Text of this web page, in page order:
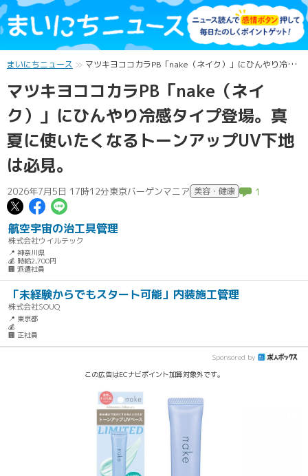
まいにちニュース マツキヨココカラPB「nake（ネイク）」にひんやり冷感タイプ登場。真夏に使いたくなるトーンアップUV下地は必見。
マツキヨココカラPB「nake（ネイ
ク）」にひんやり冷感タイプ登場。真
夏に使いたくなるトーンアップUV下地
は必見。
2026年7月5日 17時12分東京バーゲンマニア 美容・健康 1
この記事についてポスト
この記事についてFacebookでシェ
航空宇宙の治工具管理
株式会社ウイルテック
📍 神奈川県
💰 時給2,700円
🏢 派遣社員
「未経験からでもスタート可能」内装施工管理
株式会社SOUQ
📍 東京都
💰
🏢 正社員
Sponsored by
この広告はECナビポイント加算対象外です。